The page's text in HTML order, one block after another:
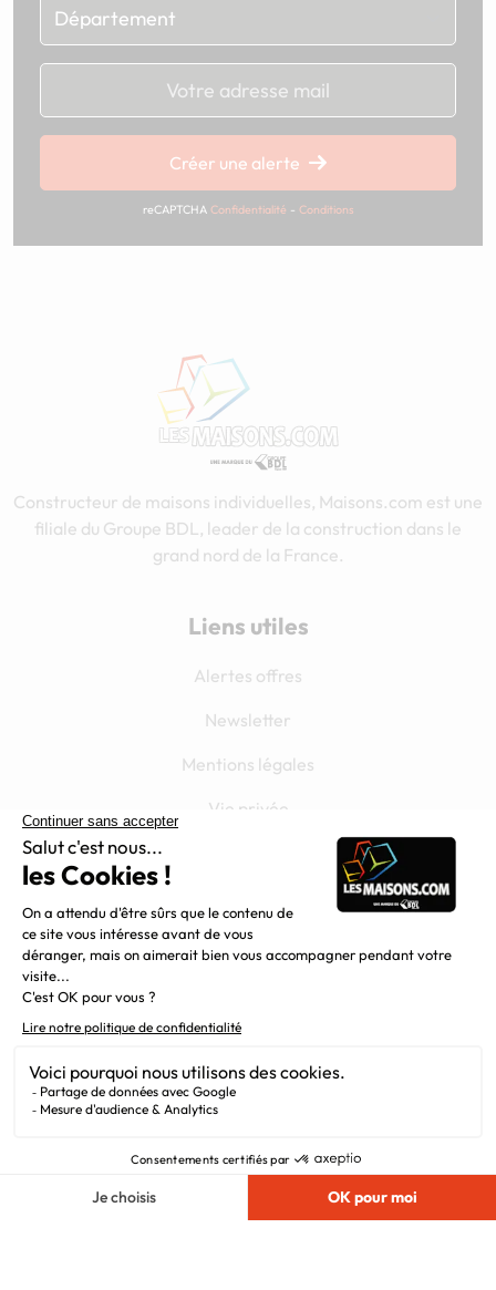
Chargement...
Créer une alerte
reCAPTCHA Confidentialité - Conditions
Constructeur de maisons individuelles, Maisons.com est une
filiale du Groupe BDL, leader de la construction dans le
grand nord de la France.
Liens utiles
Alertes offres
Newsletter
Mentions légales
Vie privée
Filiales
Chargement...
Nous suivre